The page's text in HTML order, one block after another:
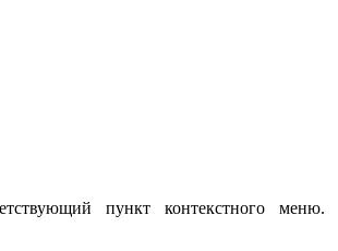
пункт контекстного меню.